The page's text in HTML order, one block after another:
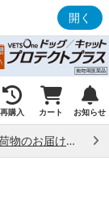
開く
再購入 カート お知らせ
熊本県熊本地方で発生した地震によるお荷物のお届け状況について （7/28）